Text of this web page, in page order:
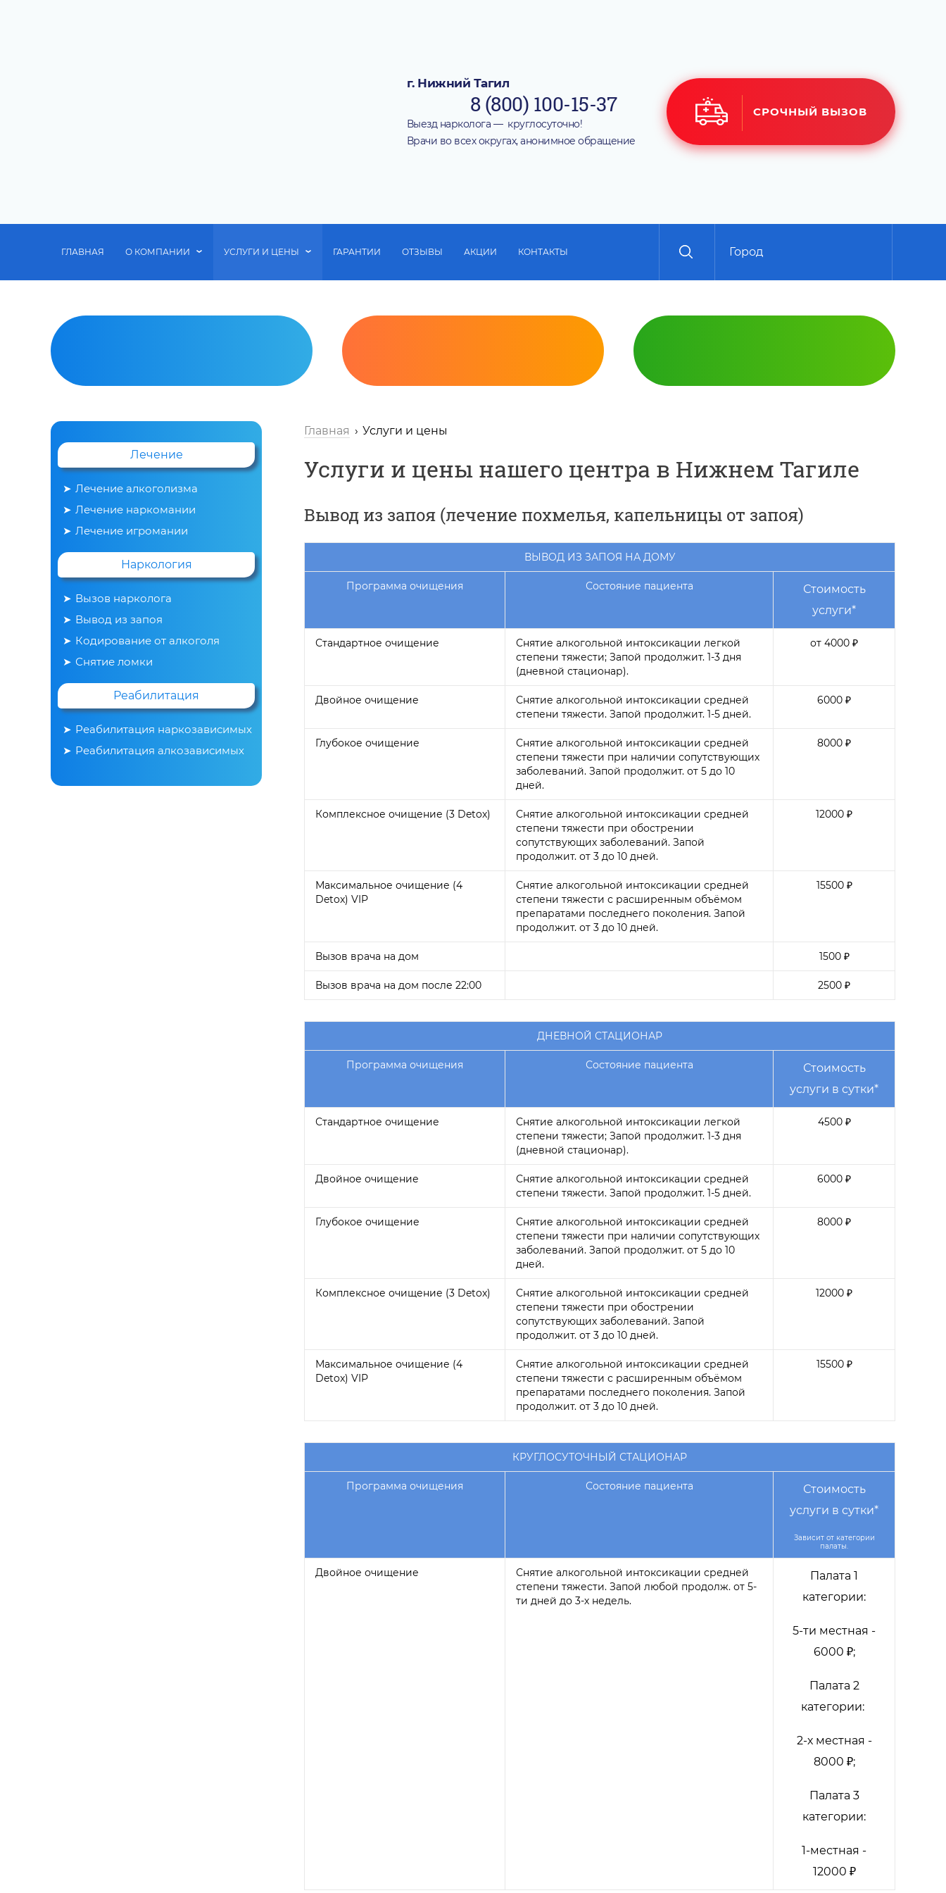
г. Нижний Тагил
8 (800) 100-15-37
Выезд нарколога — круглосуточно!
Врачи во всех округах, анонимное обращение
СРОЧНЫЙ ВЫЗОВ
ГЛАВНАЯ О КОМПАНИИ УСЛУГИ И ЦЕНЫ ГАРАНТИИ ОТЗЫВЫ АКЦИИ КОНТАКТЫ Город
Вывод из запоя Вызов нарколога Кодирование
Главная Услуги и цены
Услуги и цены нашего центра в Нижнем Тагиле
Вывод из запоя (лечение похмелья, капельницы от запоя)
ВЫВОД ИЗ ЗАПОЯ НА ДОМУ
Программа очищения Состояние пациента
Стоимость
услуги*
Стандартное очищение
Снятие алкогольной интоксикации легкой
степени тяжести; Запой продолжит. 1-3 дня
(дневной стационар).
от 4000 ₽
Двойное очищение
Снятие алкогольной интоксикации средней
степени тяжести. Запой продолжит. 1-5 дней.
6000 ₽
Глубокое очищение
Снятие алкогольной интоксикации средней
степени тяжести при наличии сопутствующих
заболеваний. Запой продолжит. от 5 до 10
дней.
8000 ₽
Комплексное очищение (3 Detox)
Снятие алкогольной интоксикации средней
степени тяжести при обострении
сопутствующих заболеваний. Запой
продолжит. от 3 до 10 дней.
12000 ₽
Максимальное очищение (4
Detox) VIP
Снятие алкогольной интоксикации средней
степени тяжести с расширенным объёмом
препаратами последнего поколения. Запой
продолжит. от 3 до 10 дней.
15500 ₽
Вызов врача на дом 1500 ₽
Вызов врача на дом после 22:00 2500 ₽
ДНЕВНОЙ СТАЦИОНАР
Программа очищения Состояние пациента
Стоимость
услуги в сутки*
Стандартное очищение
Снятие алкогольной интоксикации легкой
степени тяжести; Запой продолжит. 1-3 дня
(дневной стационар).
4500 ₽
Двойное очищение
Снятие алкогольной интоксикации средней
степени тяжести. Запой продолжит. 1-5 дней.
6000 ₽
Глубокое очищение
Снятие алкогольной интоксикации средней
степени тяжести при наличии сопутствующих
заболеваний. Запой продолжит. от 5 до 10
дней.
8000 ₽
Комплексное очищение (3 Detox)
Снятие алкогольной интоксикации средней
степени тяжести при обострении
сопутствующих заболеваний. Запой
продолжит. от 3 до 10 дней.
12000 ₽
Максимальное очищение (4
Detox) VIP
Снятие алкогольной интоксикации средней
степени тяжести с расширенным объёмом
препаратами последнего поколения. Запой
продолжит. от 3 до 10 дней.
15500 ₽
КРУГЛОСУТОЧНЫЙ СТАЦИОНАР
Программа очищения Состояние пациента
Стоимость
услуги в сутки*
Зависит от категории
палаты.
Двойное очищение
Снятие алкогольной интоксикации средней
степени тяжести. Запой любой продолж. от 5-
ти дней до 3-х недель.
Палата 1
категории:
5-ти местная -
6000 ₽;
Палата 2
категории:
2-х местная -
8000 ₽;
Палата 3
категории:
1-местная -
12000 ₽
Лечение
Лечение алкоголизма
Лечение наркомании
Лечение игромании
Наркология
Вызов нарколога
Вывод из запоя
Кодирование от алкоголя
Снятие ломки
Реабилитация
Реабилитация наркозависимых
Реабилитация алкозависимых